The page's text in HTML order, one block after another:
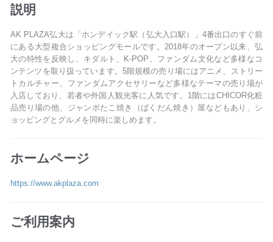
説明
AK PLAZA弘大は「ホンデイック駅（弘大入口駅）」4番出口のすぐ前
にある大型複合ショッピングモールです。2018年のオープン以来、弘
大の特性を反映し、キダルト、K-POP、ファンダム文化など多様なコ
ンテンツを取り扱っています。5階規模の売り場にはアニメ、ストリー
トカルチャー、ファンダムアクセサリーなど多様なテーマの売り場が
入店しており、若者や外国人観光客に人気です。1階にはCHICOR化粧
品売り場の他、ジャンボたこ焼き（ばくだん焼き）屋などもあり、シ
ョッピングとグルメを同時に楽しめます。
ホームページ
https://www.akplaza.com
ご利用案内